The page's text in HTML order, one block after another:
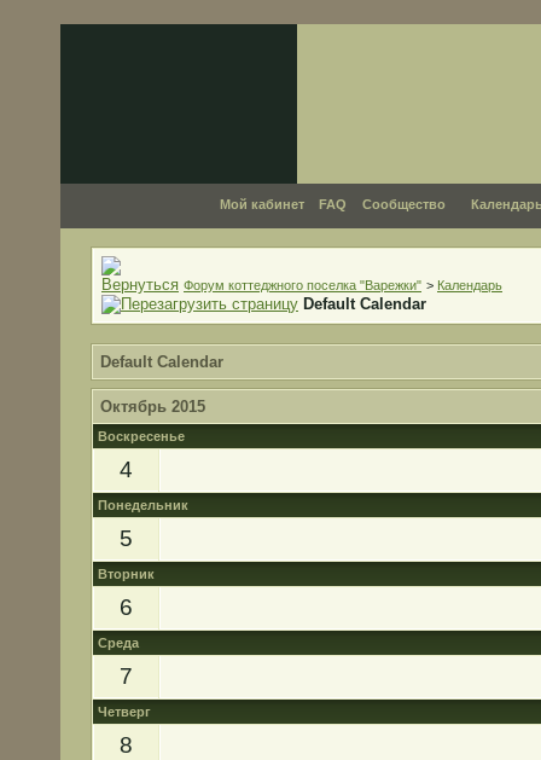
Мой кабинет FAQ Сообщество
Форум коттеджного поселка "Варежки" > Календарь
Default Calendar
Default Calendar
Октябрь 2015
Воскресенье
4
Понедельник
5
Вторник
6
Среда
7
Четверг
8